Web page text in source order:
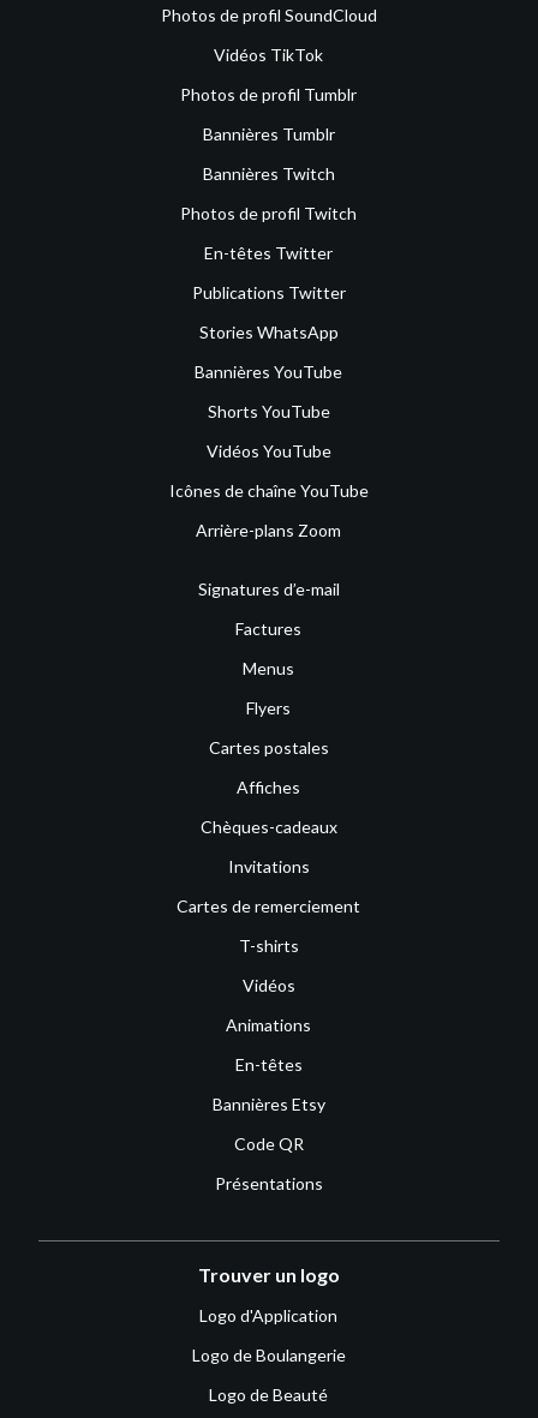
Photos de profil SoundCloud
Vidéos TikTok
Photos de profil Tumblr
Bannières Tumblr
Bannières Twitch
Photos de profil Twitch
En-têtes Twitter
Publications Twitter
Stories WhatsApp
Bannières YouTube
Shorts YouTube
Vidéos YouTube
Icônes de chaîne YouTube
Arrière-plans Zoom
Signatures d’e-mail
Factures
Menus
Flyers
Cartes postales
Affiches
Chèques-cadeaux
Invitations
Cartes de remerciement
T-shirts
Vidéos
Animations
En-têtes
Bannières Etsy
Code QR
Présentations
Trouver un logo
Logo d'Application
Logo de Boulangerie
Logo de Beauté